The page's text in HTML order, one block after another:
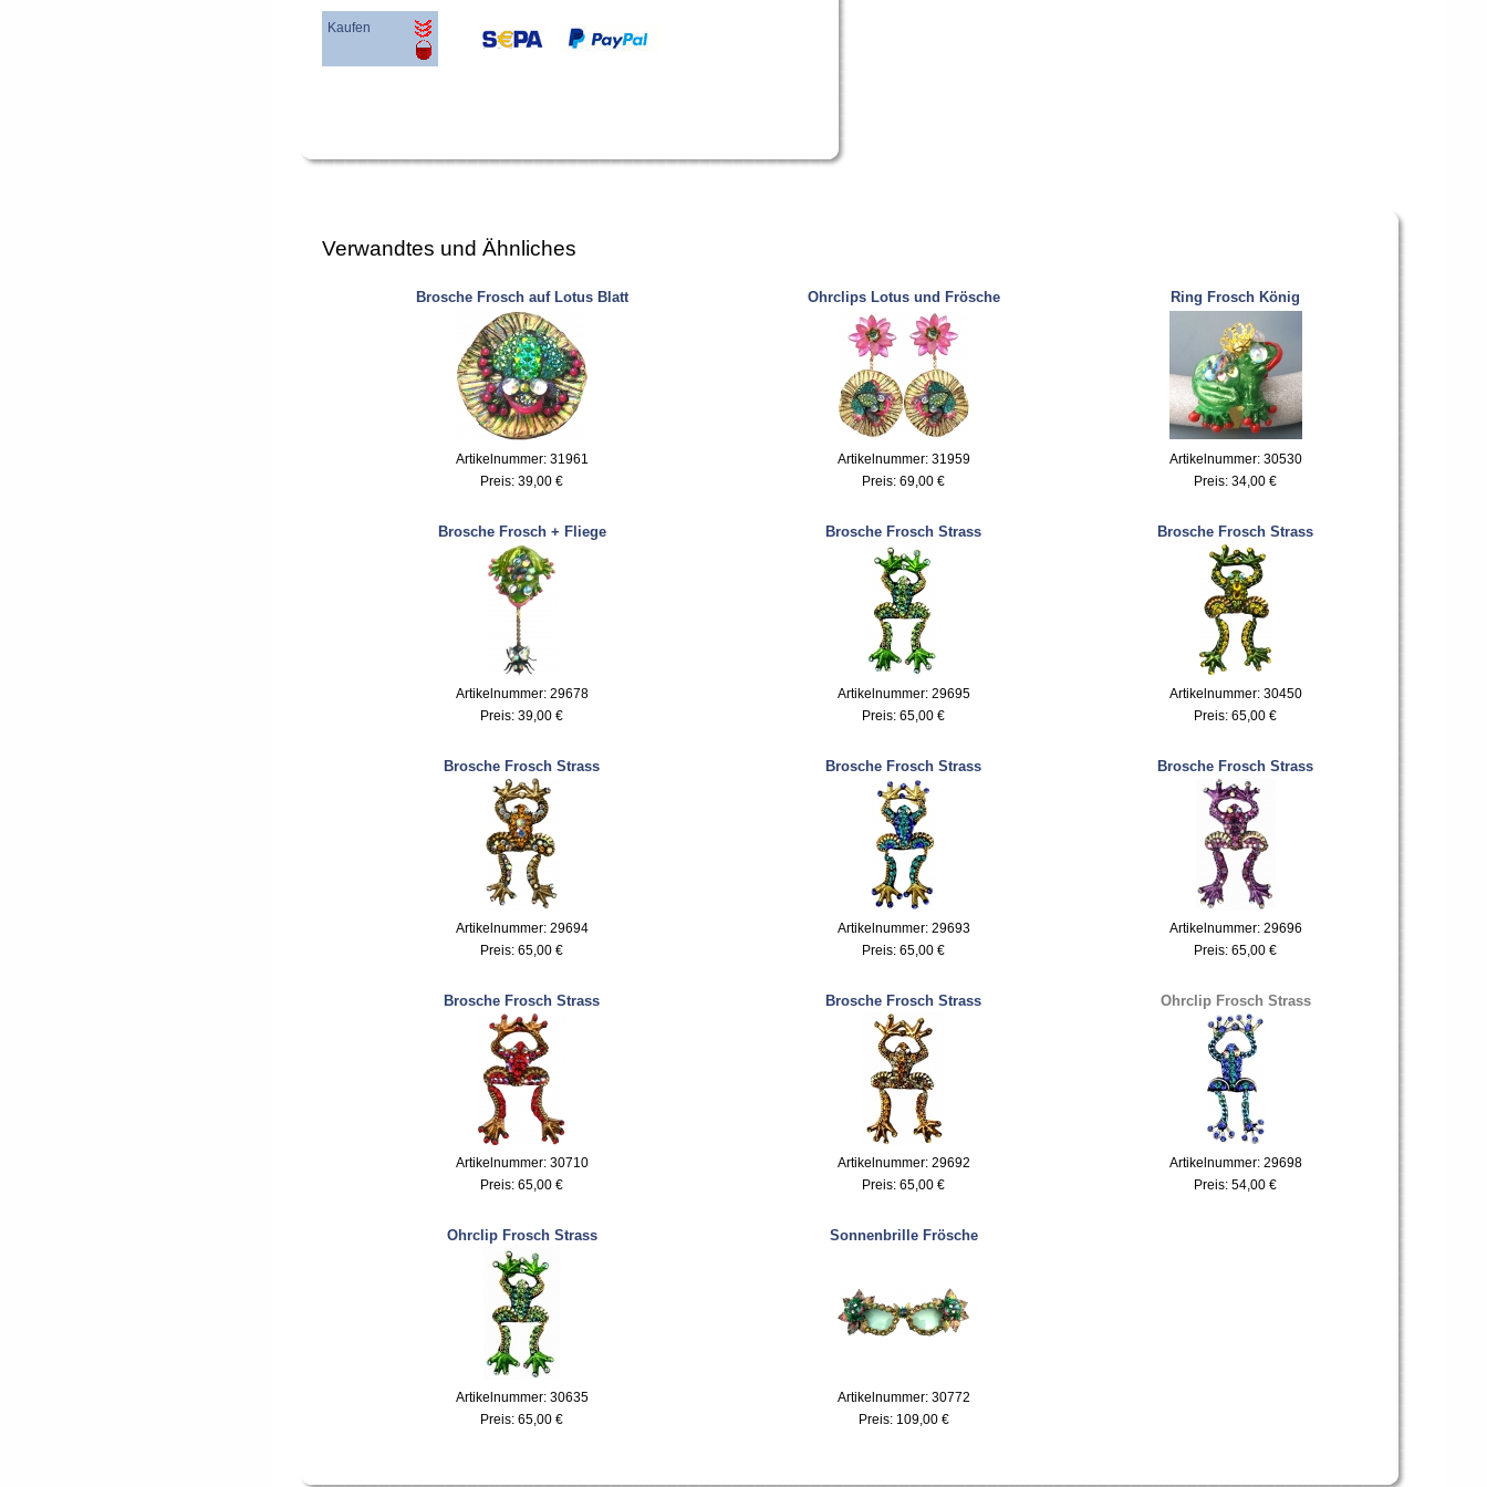
Kaufen
Verwandtes und Ähnliches
Brosche Frosch auf Lotus Blatt
Artikelnummer: 31961
Preis: 39,00 €
Ohrclips Lotus und Frösche
Artikelnummer: 31959
Preis: 69,00 €
Ring Frosch König
Artikelnummer: 30530
Preis: 34,00 €
Brosche Frosch + Fliege
Artikelnummer: 29678
Preis: 39,00 €
Brosche Frosch Strass
Artikelnummer: 29695
Preis: 65,00 €
Brosche Frosch Strass
Artikelnummer: 30450
Preis: 65,00 €
Brosche Frosch Strass
Artikelnummer: 29694
Preis: 65,00 €
Brosche Frosch Strass
Artikelnummer: 29693
Preis: 65,00 €
Brosche Frosch Strass
Artikelnummer: 29696
Preis: 65,00 €
Brosche Frosch Strass
Artikelnummer: 30710
Preis: 65,00 €
Brosche Frosch Strass
Artikelnummer: 29692
Preis: 65,00 €
Ohrclip Frosch Strass
Artikelnummer: 29698
Preis: 54,00 €
Ohrclip Frosch Strass
Artikelnummer: 30635
Preis: 65,00 €
Sonnenbrille Frösche
Artikelnummer: 30772
Preis: 109,00 €